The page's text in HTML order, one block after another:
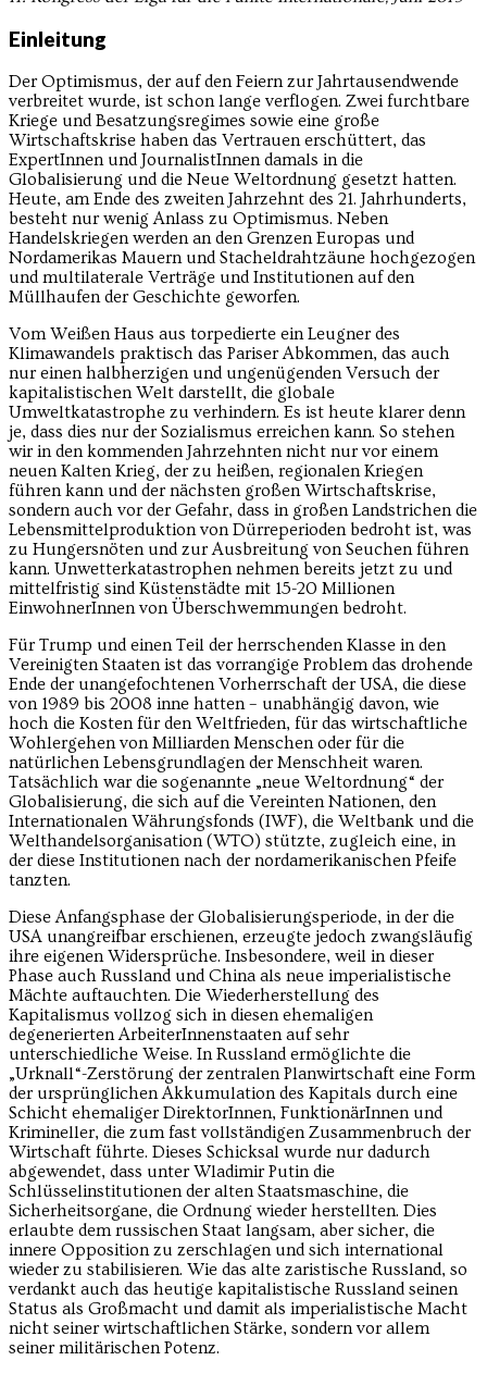
Einleitung
Der Optimismus, der auf den Feiern zur Jahrtausendwende
verbreitet wurde, ist schon lange verflogen. Zwei furchtbare
Kriege und Besatzungsregimes sowie eine große
Wirtschaftskrise haben das Vertrauen erschüttert, das
ExpertInnen und JournalistInnen damals in die
Globalisierung und die Neue Weltordnung gesetzt hatten.
Heute, am Ende des zweiten Jahrzehnt des 21. Jahrhunderts,
besteht nur wenig Anlass zu Optimismus. Neben
Handelskriegen werden an den Grenzen Europas und
Nordamerikas Mauern und Stacheldrahtzäune hochgezogen
und multilaterale Verträge und Institutionen auf den
Müllhaufen der Geschichte geworfen.
Vom Weißen Haus aus torpedierte ein Leugner des
Klimawandels praktisch das Pariser Abkommen, das auch
nur einen halbherzigen und ungenügenden Versuch der
kapitalistischen Welt darstellt, die globale
Umweltkatastrophe zu verhindern. Es ist heute klarer denn
je, dass dies nur der Sozialismus erreichen kann. So stehen
wir in den kommenden Jahrzehnten nicht nur vor einem
neuen Kalten Krieg, der zu heißen, regionalen Kriegen
führen kann und der nächsten großen Wirtschaftskrise,
sondern auch vor der Gefahr, dass in großen Landstrichen die
Lebensmittelproduktion von Dürreperioden bedroht ist, was
zu Hungersnöten und zur Ausbreitung von Seuchen führen
kann. Unwetterkatastrophen nehmen bereits jetzt zu und
mittelfristig sind Küstenstädte mit 15-20 Millionen
EinwohnerInnen von Überschwemmungen bedroht.
Für Trump und einen Teil der herrschenden Klasse in den
Vereinigten Staaten ist das vorrangige Problem das drohende
Ende der unangefochtenen Vorherrschaft der USA, die diese
von 1989 bis 2008 inne hatten – unabhängig davon, wie
hoch die Kosten für den Weltfrieden, für das wirtschaftliche
Wohlergehen von Milliarden Menschen oder für die
natürlichen Lebensgrundlagen der Menschheit waren.
Tatsächlich war die sogenannte „neue Weltordnung“ der
Globalisierung, die sich auf die Vereinten Nationen, den
Internationalen Währungsfonds (IWF), die Weltbank und die
Welthandelsorganisation (WTO) stützte, zugleich eine, in
der diese Institutionen nach der nordamerikanischen Pfeife
tanzten.
Diese Anfangsphase der Globalisierungsperiode, in der die
USA unangreifbar erschienen, erzeugte jedoch zwangsläufig
ihre eigenen Widersprüche. Insbesondere, weil in dieser
Phase auch Russland und China als neue imperialistische
Mächte auftauchten. Die Wiederherstellung des
Kapitalismus vollzog sich in diesen ehemaligen
degenerierten ArbeiterInnenstaaten auf sehr
unterschiedliche Weise. In Russland ermöglichte die
„Urknall“-Zerstörung der zentralen Planwirtschaft eine Form
der ursprünglichen Akkumulation des Kapitals durch eine
Schicht ehemaliger DirektorInnen, FunktionärInnen und
Krimineller, die zum fast vollständigen Zusammenbruch der
Wirtschaft führte. Dieses Schicksal wurde nur dadurch
abgewendet, dass unter Wladimir Putin die
Schlüsselinstitutionen der alten Staatsmaschine, die
Sicherheitsorgane, die Ordnung wieder herstellten. Dies
erlaubte dem russischen Staat langsam, aber sicher, die
innere Opposition zu zerschlagen und sich international
wieder zu stabilisieren. Wie das alte zaristische Russland, so
verdankt auch das heutige kapitalistische Russland seinen
Status als Großmacht und damit als imperialistische Macht
nicht seiner wirtschaftlichen Stärke, sondern vor allem
seiner militärischen Potenz.